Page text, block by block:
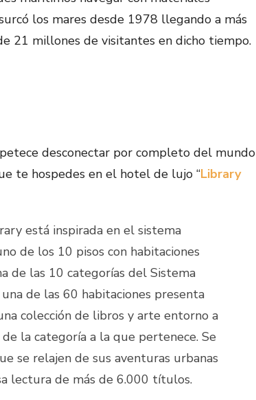
los mares desde 1978 llegando a más
21 millones de visitantes en dicho tiempo.
desconectar por completo del mundo
te hospedes en el hotel de lujo “Library
está inspirada en el sistema
de los 10 pisos con habitaciones
de las 10 categorías del Sistema
de las 60 habitaciones presenta
colección de libros y arte entorno a
la categoría a la que pertenece. Se
se relajen de sus aventuras urbanas
lectura de más de 6.000 títulos.